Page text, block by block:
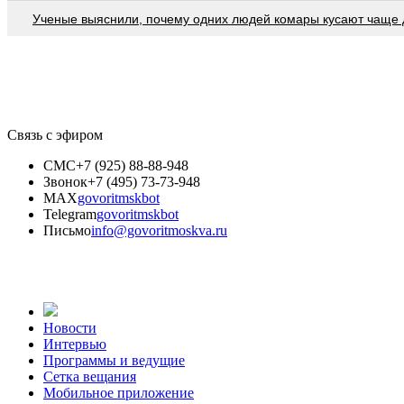
Ученые выяснили, почему одних людей комары кусают чаще
Связь с эфиром
СМС+7 (925) 88-88-948
Звонок+7 (495) 73-73-948
MAXgovoritmskbot
Telegramgovoritmskbot
Письмоinfo@govoritmoskva.ru
Новости
Интервью
Программы и ведущие
Сетка вещания
Мобильное приложение